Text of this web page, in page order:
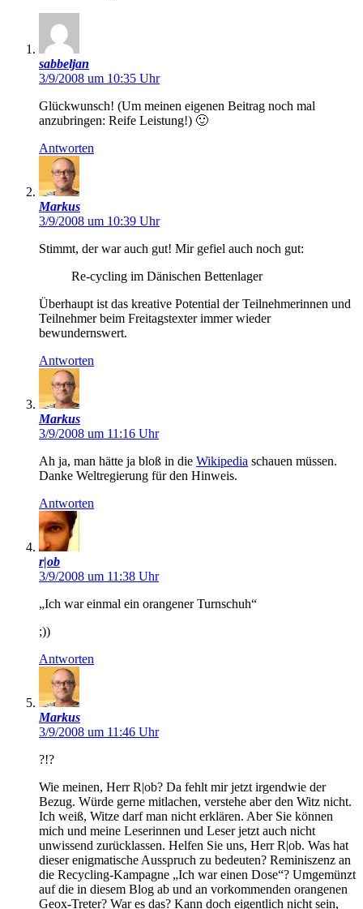
sabbeljan
3/9/2008 um 10:35 Uhr
Glückwunsch! (Um meinen eigenen Beitrag noch mal
anzubringen: Reife Leistung!) 🙂
Antworten
Markus
3/9/2008 um 10:39 Uhr
Stimmt, der war auch gut! Mir gefiel auch noch gut:
Re-cycling im Dänischen Bettenlager
Überhaupt ist das kreative Potential der Teilnehmerinnen und
Teilnehmer beim Freitagstexter immer wieder
bewundernswert.
Antworten
Markus
3/9/2008 um 11:16 Uhr
Ah ja, man hätte ja bloß in die Wikipedia schauen müssen.
Danke Weltregierung für den Hinweis.
Antworten
r|ob
3/9/2008 um 11:38 Uhr
„Ich war einmal ein orangener Turnschuh“
;))
Antworten
Markus
3/9/2008 um 11:46 Uhr
?!?
Wie meinen, Herr R|ob? Da fehlt mir jetzt irgendwie der
Bezug. Würde gerne mitlachen, verstehe aber den Witz nicht.
Ich weiß, Witze darf man nicht erklären. Aber Sie können
mich und meine Leserinnen und Leser jetzt auch nicht
unwissend zurücklassen. Helfen Sie uns, Herr R|ob. Was hat
dieser enigmatische Ausspruch zu bedeuten? Reminiszenz an
die Recycling-Kampagne „Ich war einen Dose“? Umgemünzt
auf die in diesem Blog ab und an vorkommenden orangenen
Geox-Treter? War es das? Kann doch eigentlich nicht sein,